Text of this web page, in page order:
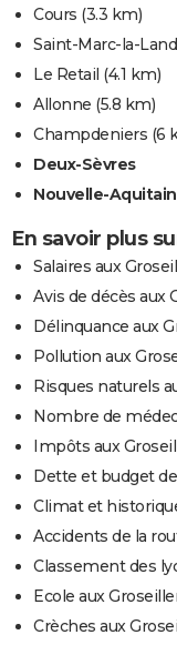
Cours (3.3 km)
Saint-Marc-la-
Le Retail (4.1 km)
Allonne (5.8 km)
Champdeniers (6
Deux-Sèvres
Nouvelle-
En savoir plus
Salaires aux
Avis de décès aux
Délinquance aux
Pollution aux
Risques naturels
Nombre de
Impôts aux
Dette et budget
Climat et
Accidents de la
Classement des
Ecole aux
Crèches aux